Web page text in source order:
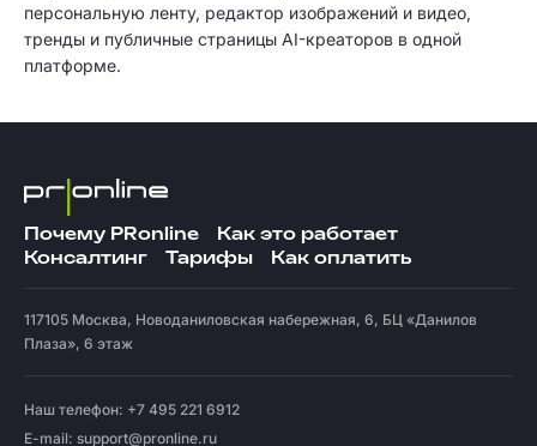
персональную ленту, редактор изображений и видео,
тренды и публичные страницы AI-креаторов в одной
платформе.
Почему PRonline
Как это работает
Консалтинг
Тарифы Как оплатить
117105 Москва, Новоданиловская набережная, 6, БЦ «Данилов
Плаза», 6 этаж
Наш телефон: +7 495 221 6912
E-mail: support@pronline.ru